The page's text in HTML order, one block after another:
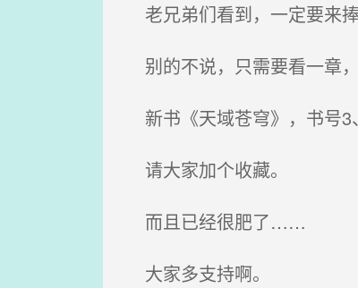
老兄弟们看到，一定要来捧
别的不说，只需要看一章
新书《天域苍穹》，书号3
请大家加个收藏。
而且已经很肥了……
大家多支持啊。